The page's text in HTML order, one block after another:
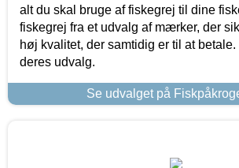
alt du skal bruge af fiskegrej til dine
fiskegrej fra et udvalg af mærker, der
høj kvalitet, der samtidig er til at
deres udvalg.
Se udvalget på